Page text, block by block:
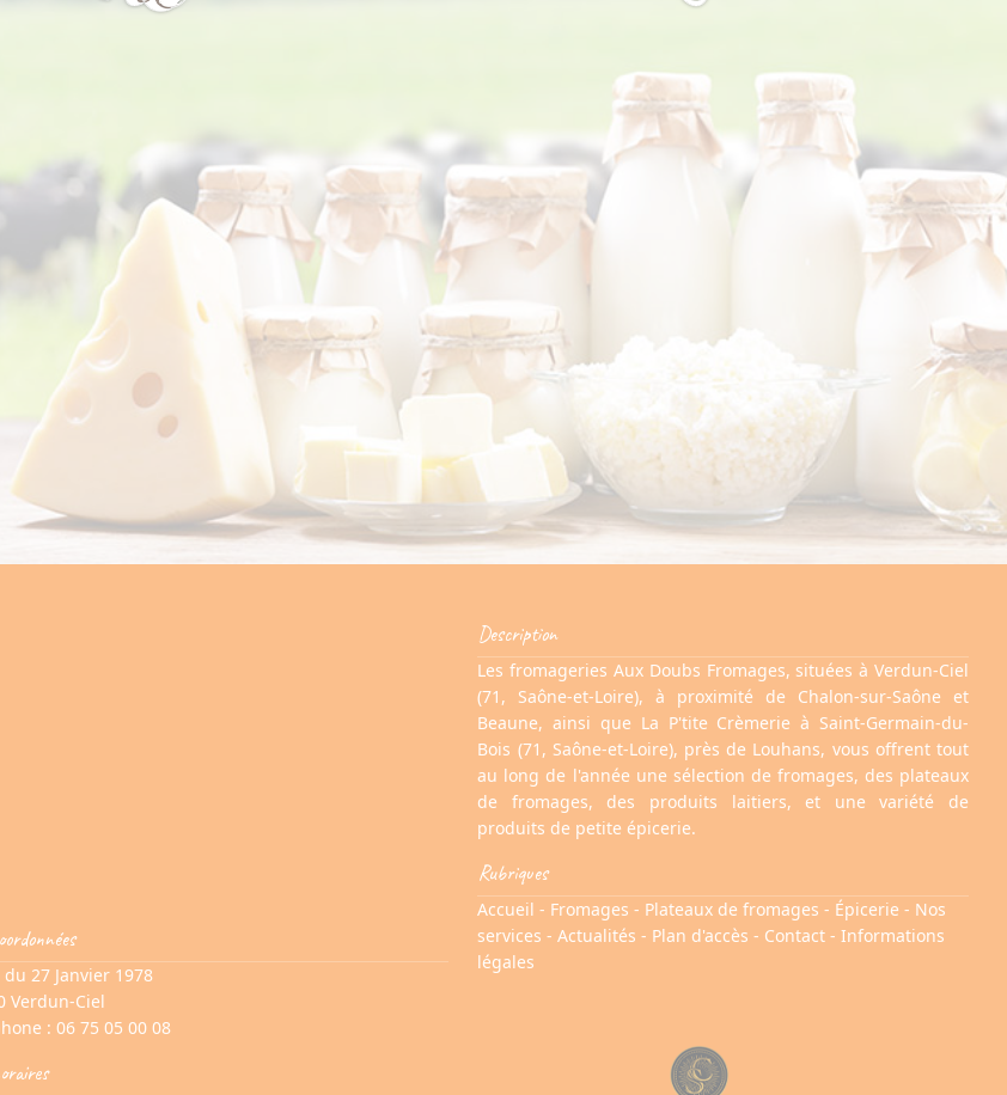
27 Janvier 1978
Verdun-Ciel
: 06 75 05 00 08
Description
Les fromageries Aux Doubs Fromages, situées à Verdun-Ciel
(71, Saône-et-Loire), à proximité de Chalon-sur-Saône et
Beaune, ainsi que La P'tite Crèmerie à Saint-Germain-du-
Bois (71, Saône-et-Loire), près de Louhans, vous offrent tout
au long de l'année une sélection de fromages, des plateaux
de fromages, des produits laitiers, et une variété de
produits de petite épicerie.
Rubriques
Accueil - Fromages - Plateaux de fromages - Épicerie - Nos
services -Actualités - Plan d'accès - Contact -Informations
légales